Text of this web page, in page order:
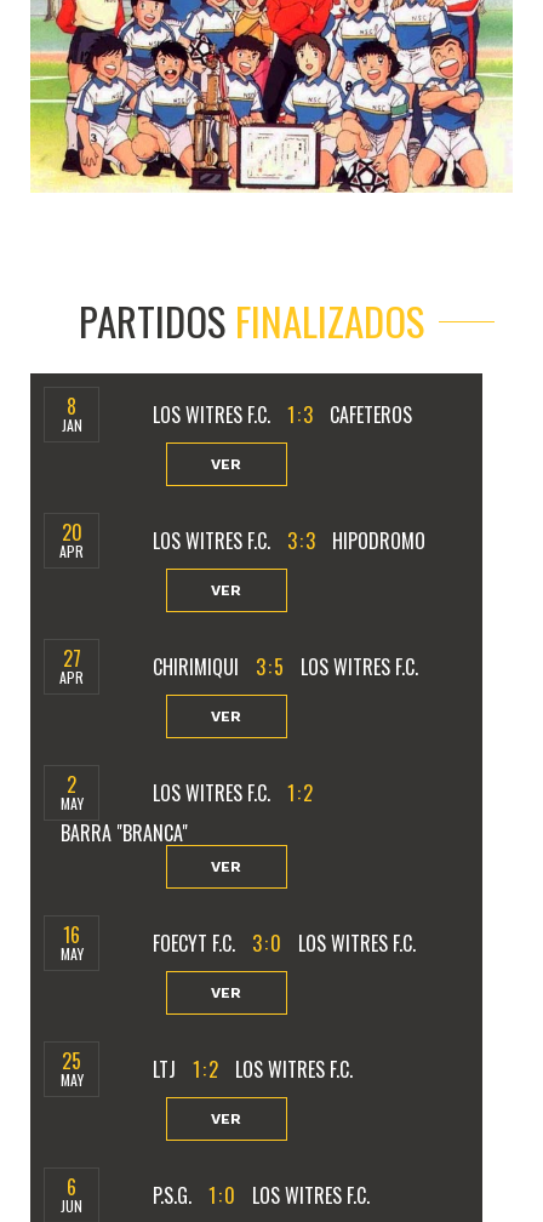
PARTIDOS FINALIZADOS
8
JAN LOS WITRES F.C. 1:3 CAFETEROS
VER
20
APR LOS WITRES F.C. 3:3 HIPODROMO
VER
27
APR CHIRIMIQUI 3:5 LOS WITRES F.C.
VER
2
MAY LOS WITRES F.C. 1:2
BARRA "BRANCA"
VER
16
MAY FOECYT F.C. 3:0 LOS WITRES F.C.
VER
25
MAY LTJ 1:2 LOS WITRES F.C.
VER
6
JUN P.S.G. 1:0 LOS WITRES F.C.